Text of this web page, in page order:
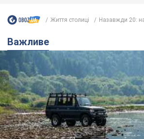
Життя столиці Назавжди 20:
Важливе